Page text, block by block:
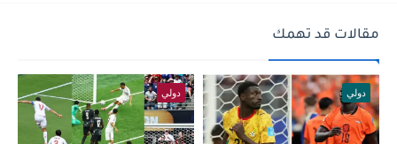
مقالات قد تهمك
دولي دولي